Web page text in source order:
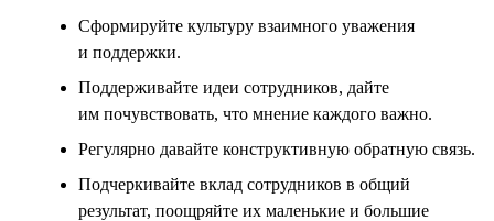
Сформируйте культуру взаимного уважения
и поддержки.
Поддерживайте идеи сотрудников, дайте
им почувствовать, что мнение каждого важно.
Регулярно давайте конструктивную обратную связь.
Подчеркивайте вклад сотрудников в общий
результат, поощряйте их маленькие и большие